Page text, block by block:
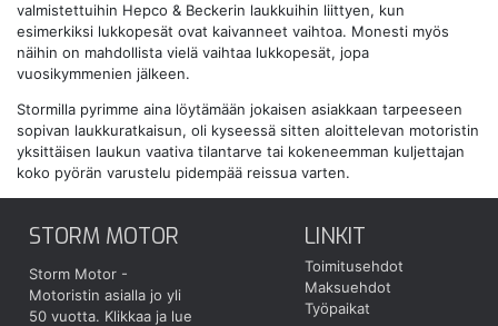
valmistettuihin Hepco & Beckerin laukkuihin liittyen, kun
esimerkiksi lukkopesät ovat kaivanneet vaihtoa. Monesti myös
näihin on mahdollista vielä vaihtaa lukkopesät, jopa
vuosikymmenien jälkeen.
Stormilla pyrimme aina löytämään jokaisen asiakkaan tarpeeseen
sopivan laukkuratkaisun, oli kyseessä sitten aloittelevan motoristin
yksittäisen laukun vaativa tilantarve tai kokeneemman kuljettajan
koko pyörän varustelu pidempää reissua varten.
STORM MOTOR
Storm Motor -
Motoristin asialla jo yli
50 vuotta. Klikkaa ja lue
LINKIT
Toimitusehdot
Maksuehdot
Työpaikat